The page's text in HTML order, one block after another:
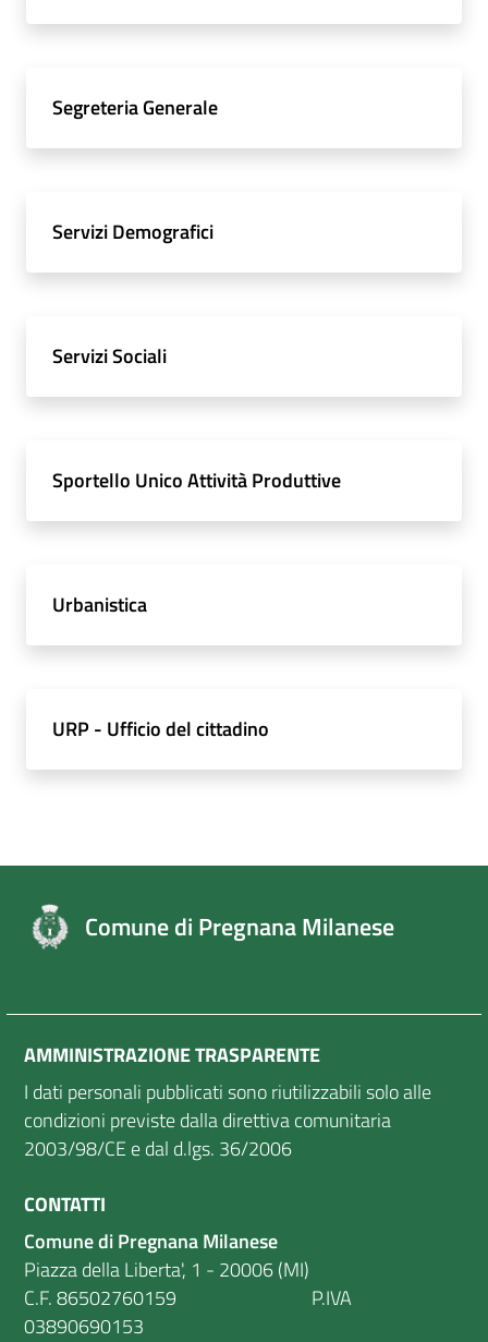
Segreteria Generale
Servizi Demografici
Servizi Sociali
Sportello Unico Attività Produttive
Urbanistica
URP - Ufficio del cittadino
Comune di Pregnana Milanese
AMMINISTRAZIONE TRASPARENTE
I dati personali pubblicati sono riutilizzabili solo alle
condizioni previste dalla direttiva comunitaria
2003/98/CE e dal d.lgs. 36/2006
CONTATTI
Comune di Pregnana Milanese
Piazza della Liberta', 1 - 20006 (MI)
C.F. 86502760159 P.IVA
03890690153